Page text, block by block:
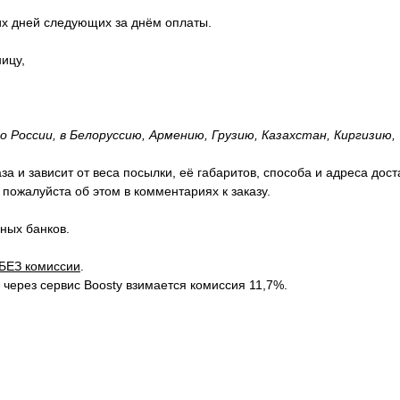
дней следующих за днём оплаты.
в Белоруссию, Армению, Грузию, Казахстан,
и зависит от веса посылки, её габаритов, способа и адреса
об этом в комментариях к заказу.
банков.
комиссии
сервис Boosty взимается комиссия 11,7%.